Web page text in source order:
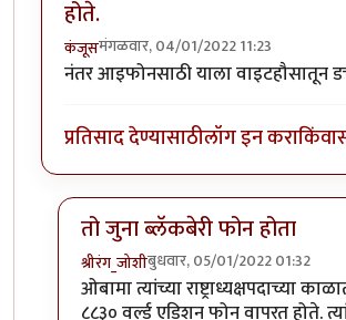
होते.
कंजूसमंगळवार, 04/01/2022 11:23
नंतर आइफोनसाठी याला वाइटहौसातून
प्रतिसाद देण्यासाठीलॉग इन कराकिंवा
तो जुना ब्लॅकबेरी फोन होता
श्रीरंग_जोशीबुधवार, 05/01/2022 01:32
In reply toUsA मध्ये वाईट हाऊस हाच
ओबामा त्यांच्या राष्ट्राध्यक्षपदाच्या
८८३० वर्ल्ड एडिशन फोन वापरत होते.